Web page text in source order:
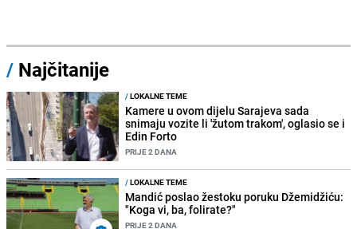
/ Najčitanije
/LOKALNE TEME
Kamere u ovom dijelu Sarajeva sada
snimaju vozite li 'žutom trakom', oglasio se i
Edin Forto
PRIJE 2 DANA
/LOKALNE TEME
Mandić poslao žestoku poruku Džemidžiću:
"Koga vi, ba, folirate?"
PRIJE 2 DANA